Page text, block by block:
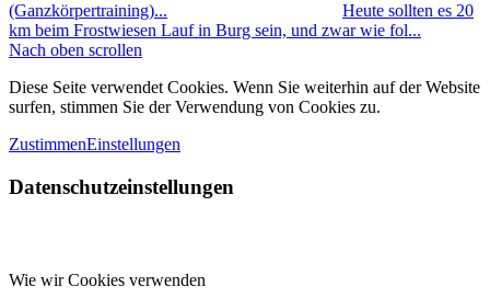
(Ganzkörpertraining)...
Heute sollten es 20
km beim Frostwiesen Lauf in Burg sein, und zwar wie fol...
Nach oben scrollen
Diese Seite verwendet Cookies. Wenn Sie weiterhin auf der Website
surfen, stimmen Sie der Verwendung von Cookies zu.
ZustimmenEinstellungen
Datenschutzeinstellungen
Wie wir Cookies verwenden